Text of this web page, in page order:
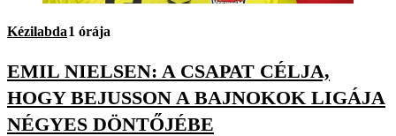
Kézilabda1 órája
EMIL NIELSEN: A CSAPAT CÉLJA,
HOGY BEJUSSON A BAJNOKOK LIGÁJA
NÉGYES DÖNTŐJÉBE